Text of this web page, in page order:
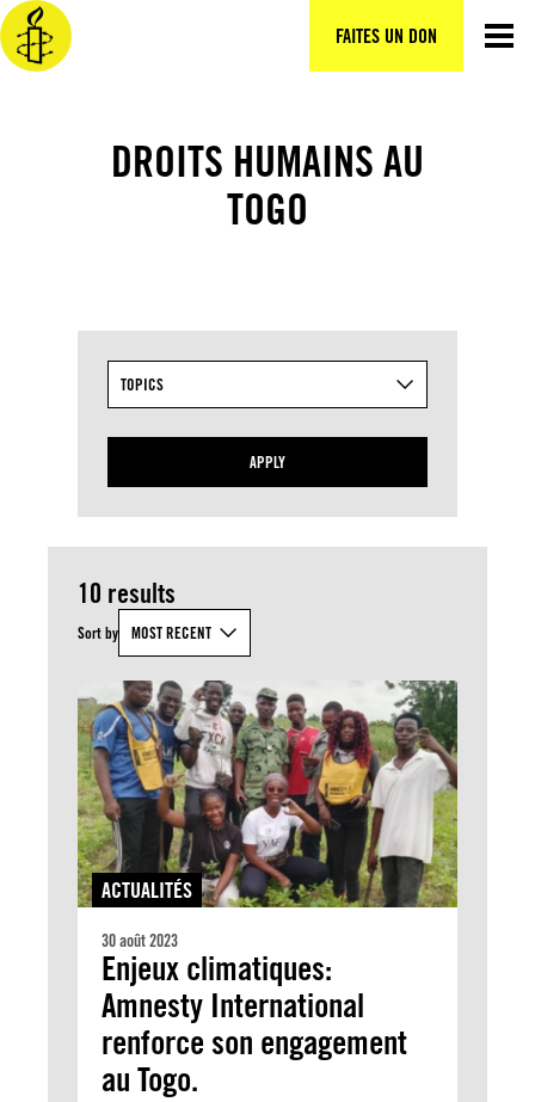
FAITES UN DON
Aller
au
contenu
DROITS HUMAINS AU
TOGO
TOPICS
APPLY
10 results
Sort by MOST RECENT
ACTUALITÉS
30 août 2023
Enjeux climatiques:
Amnesty International
renforce son engagement
au Togo.